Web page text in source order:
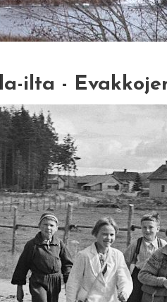
ilta -